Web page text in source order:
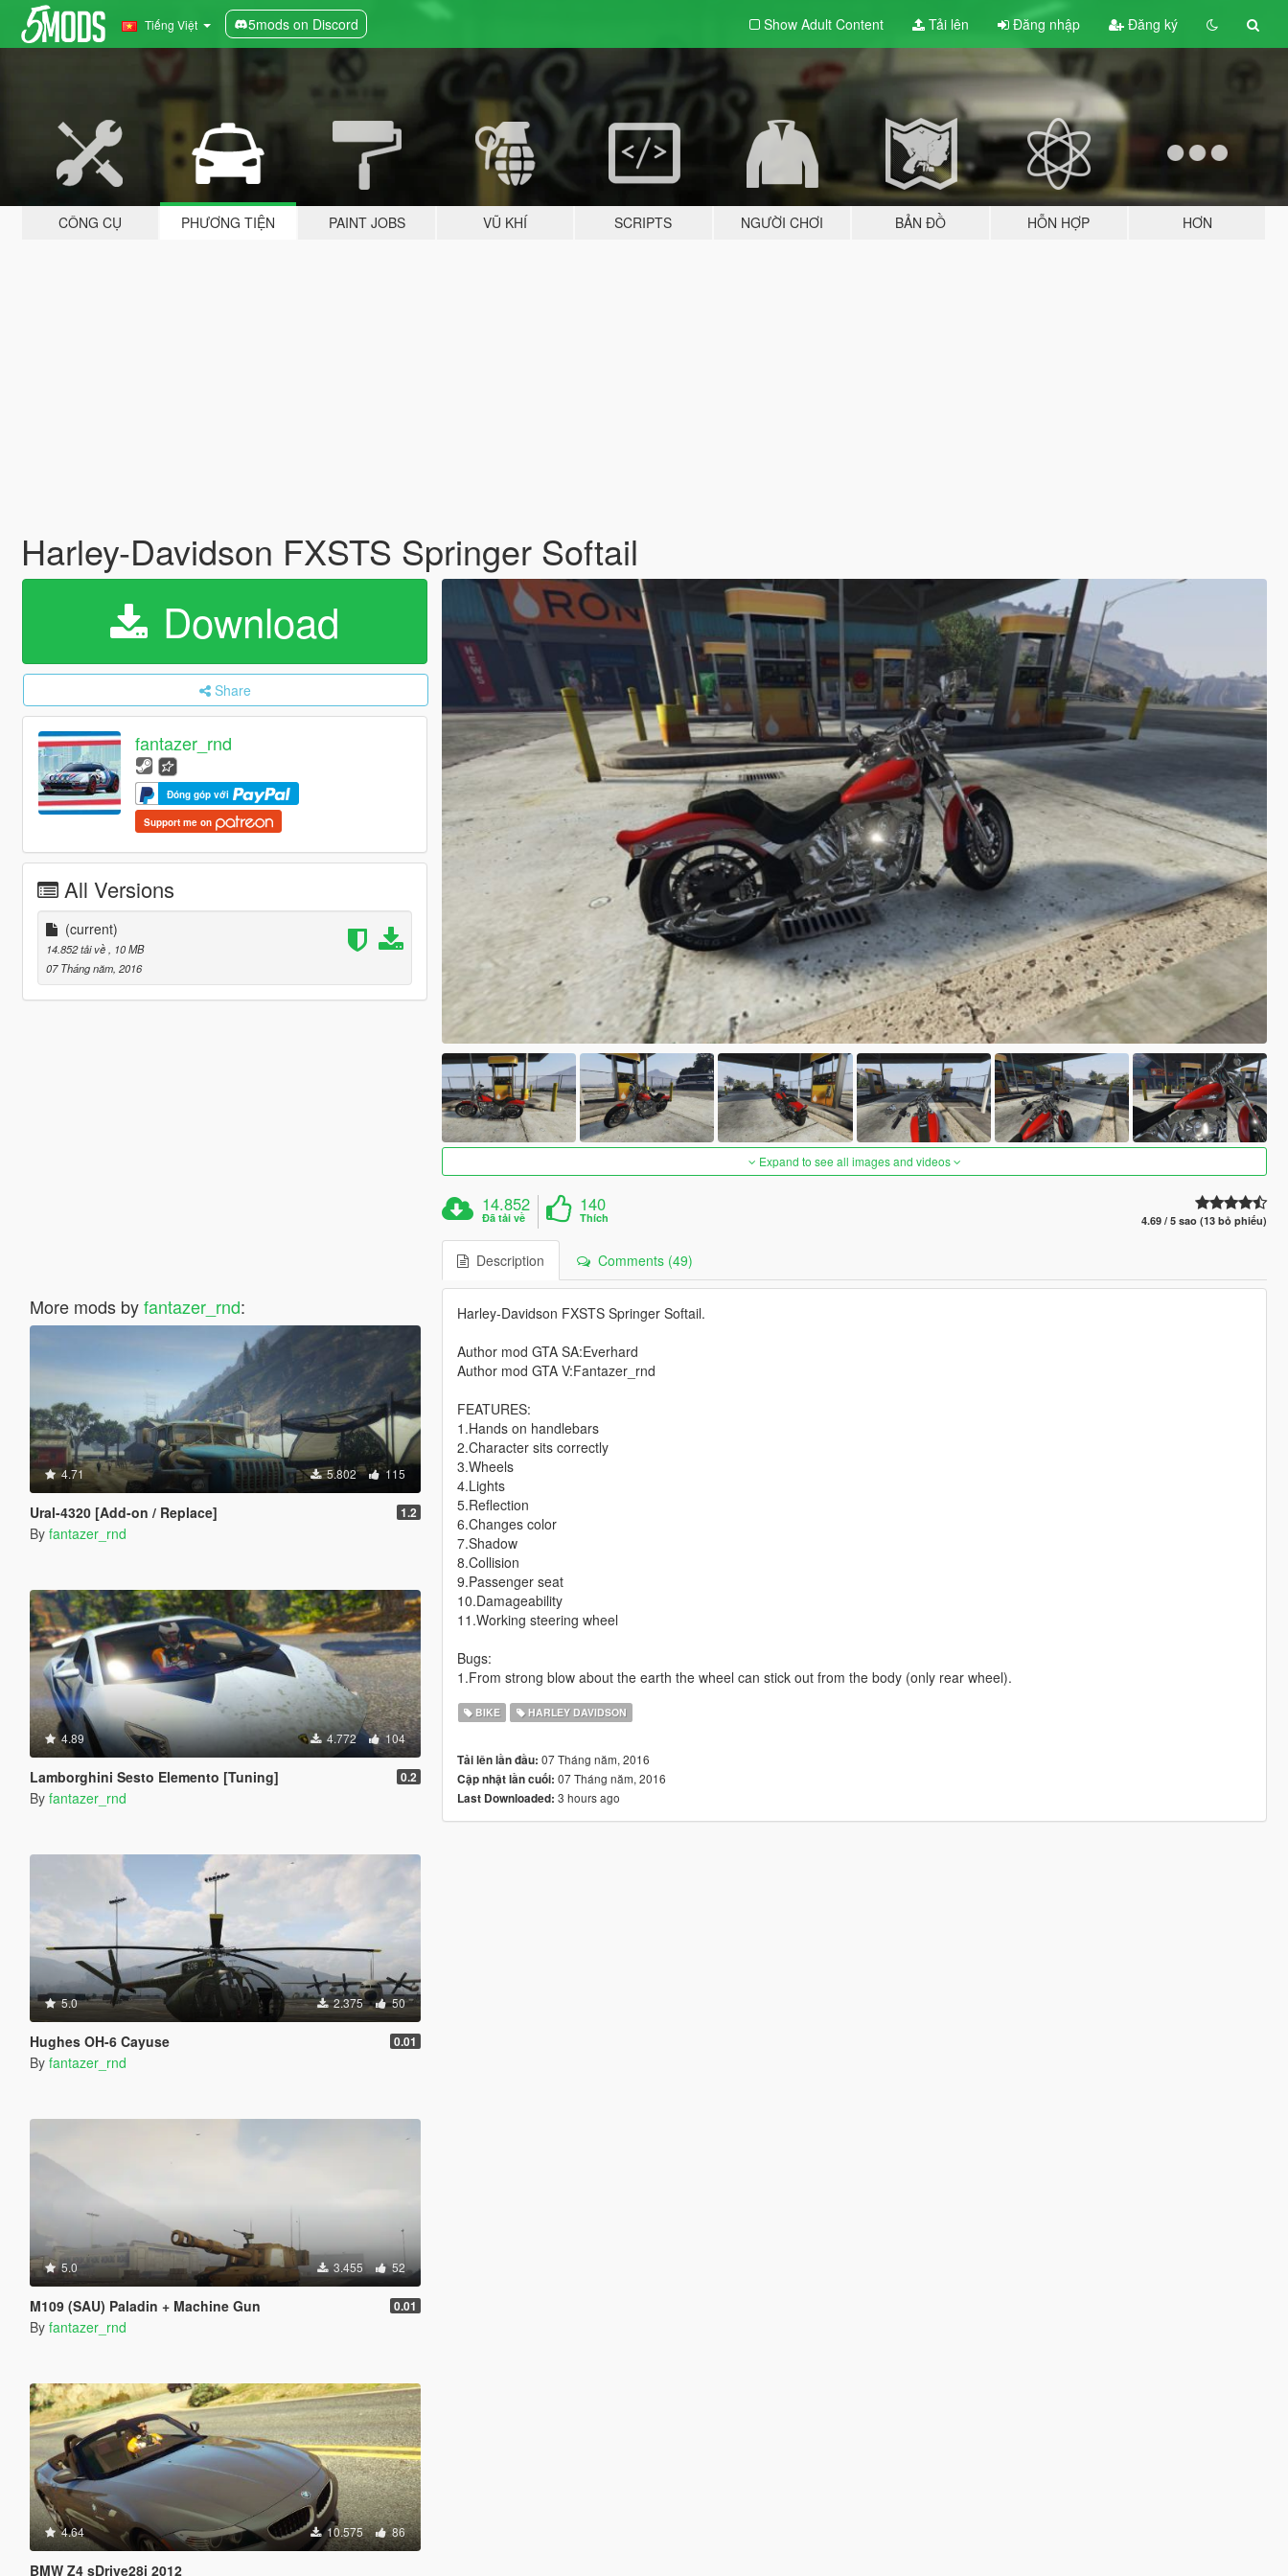
Tiếng Việt 5mods on Discord Show Adult Content Tải lên Đăng nhập Đăng ký
CÔNG CỤ PHƯƠNG TIỆN PAINT JOBS VŨ KHÍ SCRIPTS NGƯỜI CHƠI BẢN ĐỒ HỖN HỢP HƠN
Harley-Davidson FXSTS Springer Softail
Download
Share
fantazer_rnd
Đóng góp với
Support me on
All Versions
(current)
14.852 tải về
, 10 MB
07 Tháng năm, 2016
More mods byfantazer_rnd:
4.71 5.802 115
Ural-4320 [Add-on / Replace] 1.2
By fantazer_rnd
4.89 4.772 104
Lamborghini Sesto Elemento [Tuning] 0.2
By fantazer_rnd
5.0 2.375 50
Hughes OH-6 Cayuse 0.01
By fantazer_rnd
5.0 3.455 52
M109 (SAU) Paladin + Machine Gun 0.01
By fantazer_rnd
4.64 10.575 86
BMW Z4 sDrive28i 2012
Expand to see all images and videos
14.852
Đã tải về
140
Thích 4.69 / 5 sao (13 bỏ phiếu)
Description Comments (49)
Harley-Davidson FXSTS Springer Softail.
Author mod GTA SA:Everhard
Author mod GTA V:Fantazer_rnd
FEATURES:
1.Hands on handlebars
2.Character sits correctly
3.Wheels
4.Lights
5.Reflection
6.Changes color
7.Shadow
8.Collision
9.Passenger seat
10.Damageability
11.Working steering wheel
Bugs:
1.From strong blow about the earth the wheel can stick out from the body (only rear wheel).
BIKE HARLEY DAVIDSON
Tải lên lần đầu: 07 Tháng năm, 2016
Cập nhật lần cuối: 07 Tháng năm, 2016
Last Downloaded: 3 hours ago